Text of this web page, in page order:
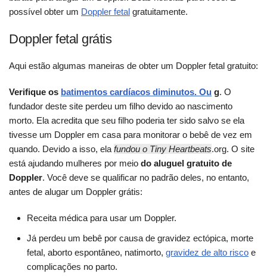
possível obter um Doppler fetal gratuitamente.
Doppler fetal grátis
Aqui estão algumas maneiras de obter um Doppler fetal gratuito:
Verifique os batimentos cardíacos diminutos. Ou g. O
fundador deste site perdeu um filho devido ao nascimento
morto. Ela acredita que seu filho poderia ter sido salvo se ela
tivesse um Doppler em casa para monitorar o bebê de vez em
quando. Devido a isso, ela fundou o Tiny Heartbeats.org. O site
está ajudando mulheres por meio do aluguel gratuito de
Doppler. Você deve se qualificar no padrão deles, no entanto,
antes de alugar um Doppler grátis:
Receita médica para usar um Doppler.
Já perdeu um bebê por causa de gravidez ectópica, morte
fetal, aborto espontâneo, natimorto, gravidez de alto risco e
complicações no parto.